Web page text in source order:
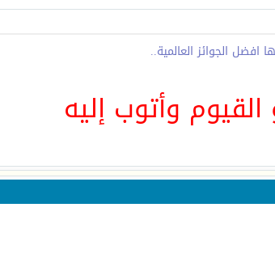
افضل الجوائز العالمية..
وأتوب إليه